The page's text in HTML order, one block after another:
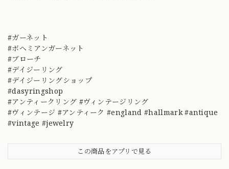
#ガーネット
#ボヘミアンガーネット
#ブローチ
#デイジーリング
#デイジーリングショップ
#dasyringshop
#アンティークリング #ヴィンテージリング
#ヴィンテージ #アンティーク #england #hallmark #antique
#vintage #jewelry
この商品をアプリで見る